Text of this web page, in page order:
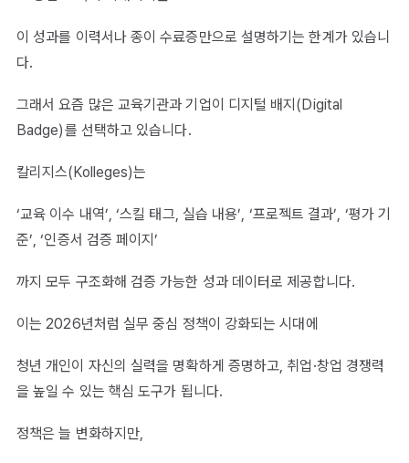
이 성과를 이력서나 종이 수료증만으로 설명하기는 한계가 있습니
다.
그래서 요즘 많은 교육기관과 기업이 디지털 배지(Digital
Badge)를 선택하고 있습니다.
칼리지스(Kolleges)는
‘교육 이수 내역’, ‘스킬 태그, 실습 내용’, ‘프로젝트 결과’, ‘평가 기
준’, ‘인증서 검증 페이지’
까지 모두 구조화해 검증 가능한 성과 데이터로 제공합니다.
이는 2026년처럼 실무 중심 정책이 강화되는 시대에
청년 개인이 자신의 실력을 명확하게 증명하고, 취업·창업 경쟁력
을 높일 수 있는 핵심 도구가 됩니다.
정책은 늘 변화하지만,